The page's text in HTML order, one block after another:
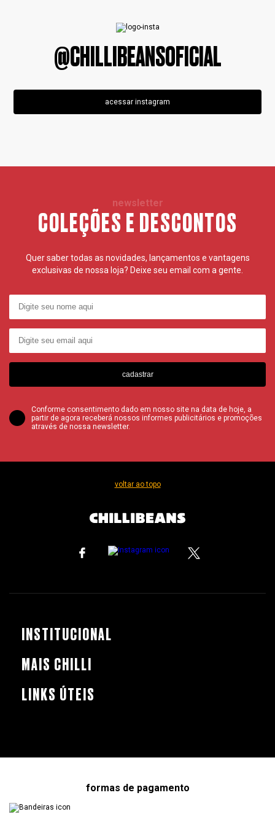
@CHILLIBEANSOFICIAL
acessar instagram
newsletter
COLEÇÕES E DESCONTOS
Quer saber todas as novidades, lançamentos e vantagens
exclusivas de nossa loja? Deixe seu email com a gente.
cadastrar
Conforme consentimento dado em nosso site na data de hoje, a
partir de agora receberá nossos informes publicitários e promoções
através de nossa newsletter.
voltar ao topo
INSTITUCIONAL
MAIS CHILLI
LINKS ÚTEIS
formas de pagamento